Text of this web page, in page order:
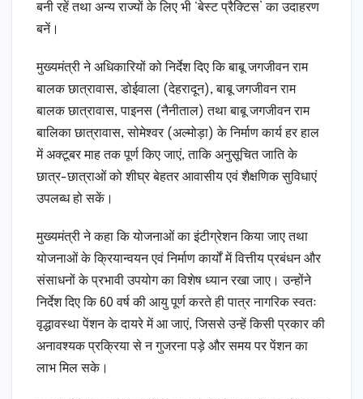
बनी रहें तथा अन्य राज्यों के लिए भी ‘बेस्ट प्रैक्टिस’ का उदाहरण
बनें।
मुख्यमंत्री ने अधिकारियों को निर्देश दिए कि बाबू जगजीवन राम
बालक छात्रावास, डोईवाला (देहरादून), बाबू जगजीवन राम
बालक छात्रावास, पाइनस (नैनीताल) तथा बाबू जगजीवन राम
बालिका छात्रावास, सोमेश्वर (अल्मोड़ा) के निर्माण कार्य हर हाल
में अक्टूबर माह तक पूर्ण किए जाएं, ताकि अनुसूचित जाति के
छात्र-छात्राओं को शीघ्र बेहतर आवासीय एवं शैक्षणिक सुविधाएं
उपलब्ध हो सकें।
मुख्यमंत्री ने कहा कि योजनाओं का इंटीग्रेशन किया जाए तथा
योजनाओं के क्रियान्वयन एवं निर्माण कार्यों में वित्तीय प्रबंधन और
संसाधनों के प्रभावी उपयोग का विशेष ध्यान रखा जाए। उन्होंने
निर्देश दिए कि 60 वर्ष की आयु पूर्ण करते ही पात्र नागरिक स्वतः
वृद्धावस्था पेंशन के दायरे में आ जाएं, जिससे उन्हें किसी प्रकार की
अनावश्यक प्रक्रिया से न गुजरना पड़े और समय पर पेंशन का
लाभ मिल सके।